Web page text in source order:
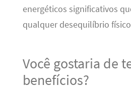
energéticos significativos
qualquer desequilíbrio
Você gostaria de
benefícios?